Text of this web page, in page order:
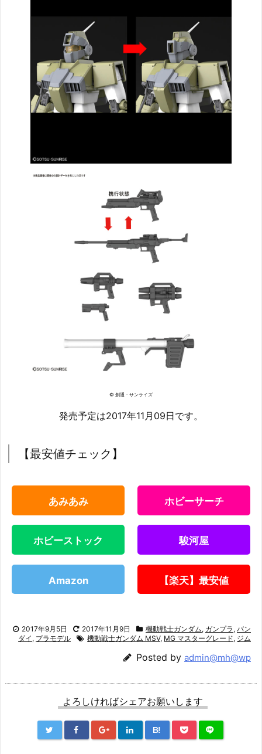
© 創通・サンライズ
発売予定は2017年11月09日です。
【最安値チェック】
あみあみ ホビーサーチ
ホビーストック 駿河屋
Amazon 【楽天】最安値
2017年9月5日 2017年11月9日 機動戦士ガンダム, ガンプラ , バン
ダイ , プラモデル 機動戦士ガンダム MSV, MG マスターグレード, ジム
Posted by admin@mh@wp
よろしければシェアお願いします
B!